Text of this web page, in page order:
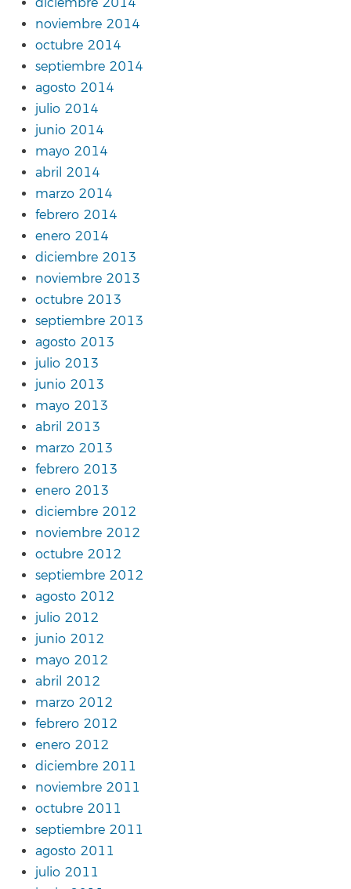
noviembre 2014
octubre 2014
septiembre 2014
agosto 2014
julio 2014
junio 2014
mayo 2014
abril 2014
marzo 2014
febrero 2014
enero 2014
diciembre 2013
noviembre 2013
octubre 2013
septiembre 2013
agosto 2013
julio 2013
junio 2013
mayo 2013
abril 2013
marzo 2013
febrero 2013
enero 2013
diciembre 2012
noviembre 2012
octubre 2012
septiembre 2012
agosto 2012
julio 2012
junio 2012
mayo 2012
abril 2012
marzo 2012
febrero 2012
enero 2012
diciembre 2011
noviembre 2011
octubre 2011
septiembre 2011
agosto 2011
julio 2011